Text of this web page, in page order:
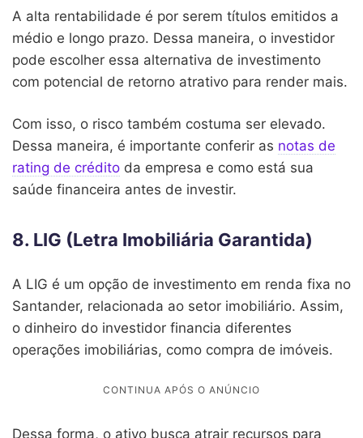
A alta rentabilidade é por serem títulos emitidos a
médio e longo prazo. Dessa maneira, o investidor
pode escolher essa alternativa de investimento
com potencial de retorno atrativo para render mais.
Com isso, o risco também costuma ser elevado.
Dessa maneira, é importante conferir as notas de
rating de crédito da empresa e como está sua
saúde financeira antes de investir.
8. LIG (Letra Imobiliária Garantida)
A LIG é um opção de investimento em renda fixa no
Santander, relacionada ao setor imobiliário. Assim,
o dinheiro do investidor financia diferentes
operações imobiliárias, como compra de imóveis.
Dessa forma, o ativo busca atrair recursos para